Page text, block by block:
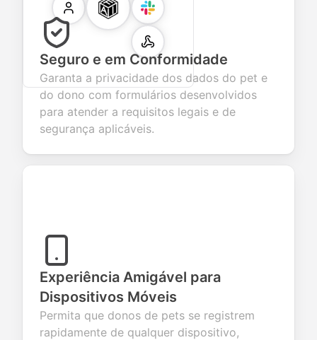
Seguro e em Conformidade
Garanta a privacidade dos dados do pet e
do dono com formulários desenvolvidos
para atender a requisitos legais e de
segurança aplicáveis.
Experiência Amigável para
Dispositivos Móveis
Permita que donos de pets se registrem
rapidamente de qualquer dispositivo,